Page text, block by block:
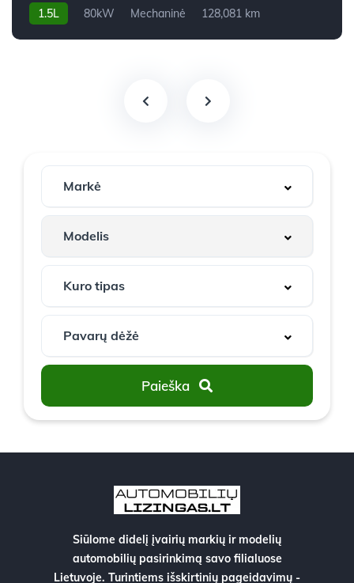
1.5L 80kW Mechaninė
128,081 km
Paieška
Siūlome didelį įvairių markių ir modelių
automobilių pasirinkimą savo filialuose
Lietuvoje. Turintiems išskirtinių pageidavimų -